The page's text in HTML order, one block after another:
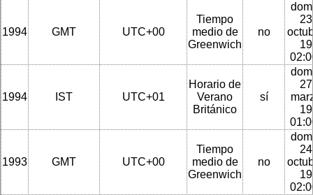
1994 GMT UTC+00
Tiempo
medio de
Greenwich
no
1994 IST UTC+01
Horario de
Verano
Británico
sí
1993 GMT UTC+00
Tiempo
medio de
Greenwich
no